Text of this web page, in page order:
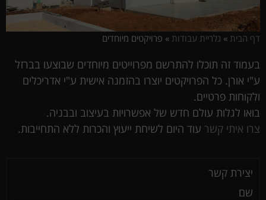
דף הבית » גלריית עבודות » פרויקטים מיוחדים
בעמוד זה תוכלו להתרשם מפרוייטים מיוחדים שבוצעו בברזל
ע"י אורן. כל הפרויקטים יוצרו בהזמנה אישית ע"י אדריכלים
ולקוחות פרטיים.
בואו לגלות עולם חדש של אפשרויות בעיצוב ובבניה.
צרו איתי קשר עוד היום לשיחת ייעוץ והכרות ללא התחייבות.
יצירת קשר
שם